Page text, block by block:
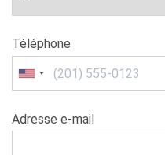
Téléphone
Adresse e-mail